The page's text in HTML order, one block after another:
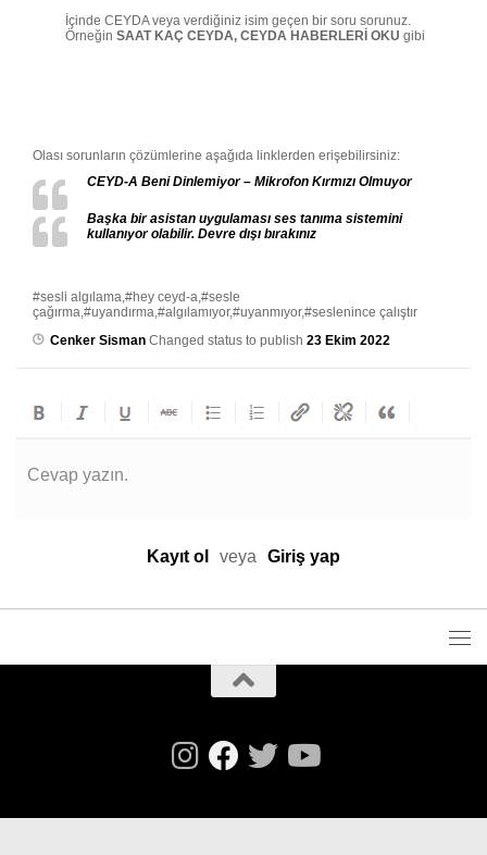
İçinde CEYDA veya verdiğiniz isim geçen bir soru sorunuz.
Örneğin SAAT KAÇ CEYDA, CEYDA HABERLERİ OKU gibi
Olası sorunların çözümlerine aşağıda linklerden erişebilirsiniz:
CEYD-A Beni Dinlemiyor – Mikrofon Kırmızı Olmuyor
Başka bir asistan uygulaması ses tanıma sistemini
kullanıyor olabilir. Devre dışı bırakınız
#sesli algılama,#hey ceyd-a,#sesle
çağırma,#uyandırma,#algılamıyor,#uyanmıyor,#seslenince çalıştır
Cenker Sisman Changed status to publish 23 Ekim 2022
Cevap yazın.
Kayıt ol veya Giriş yap